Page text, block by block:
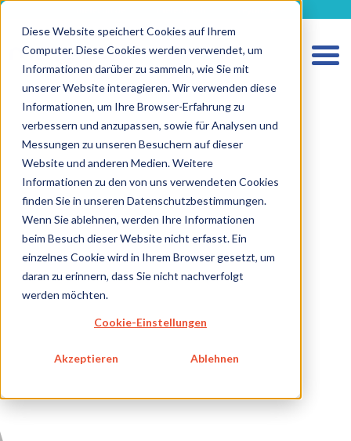
Diese Website speichert Cookies auf Ihrem
Computer. Diese Cookies werden verwendet, um
Informationen darüber zu sammeln, wie Sie mit
unserer Website interagieren. Wir verwenden diese
Informationen, um Ihre Browser-Erfahrung zu
verbessern und anzupassen, sowie für Analysen und
Messungen zu unseren Besuchern auf dieser
Website und anderen Medien. Weitere
Informationen zu den von uns verwendeten Cookies
finden Sie in unseren Datenschutzbestimmungen.
Wenn Sie ablehnen, werden Ihre Informationen
beim Besuch dieser Website nicht erfasst. Ein
einzelnes Cookie wird in Ihrem Browser gesetzt, um
daran zu erinnern, dass Sie nicht nachverfolgt
werden möchten.
Cookie-Einstellungen
Akzeptieren Ablehnen
HOME
LEISTUNGEN MEDIZINPRODUKTE
LEISTUNGEN IVD
ZUKUNFTSSTARKE LÖSUNGEN
ÜBER UNS
BLOG